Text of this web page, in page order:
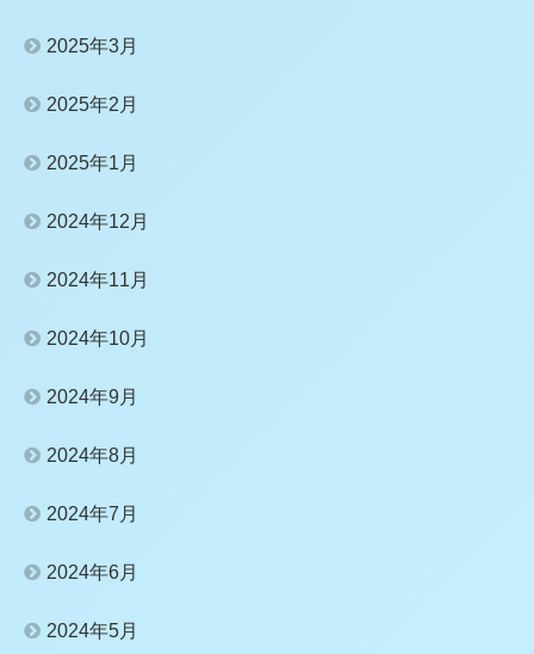
2025年3月
2025年2月
2025年1月
2024年12月
2024年11月
2024年10月
2024年9月
2024年8月
2024年7月
2024年6月
2024年5月